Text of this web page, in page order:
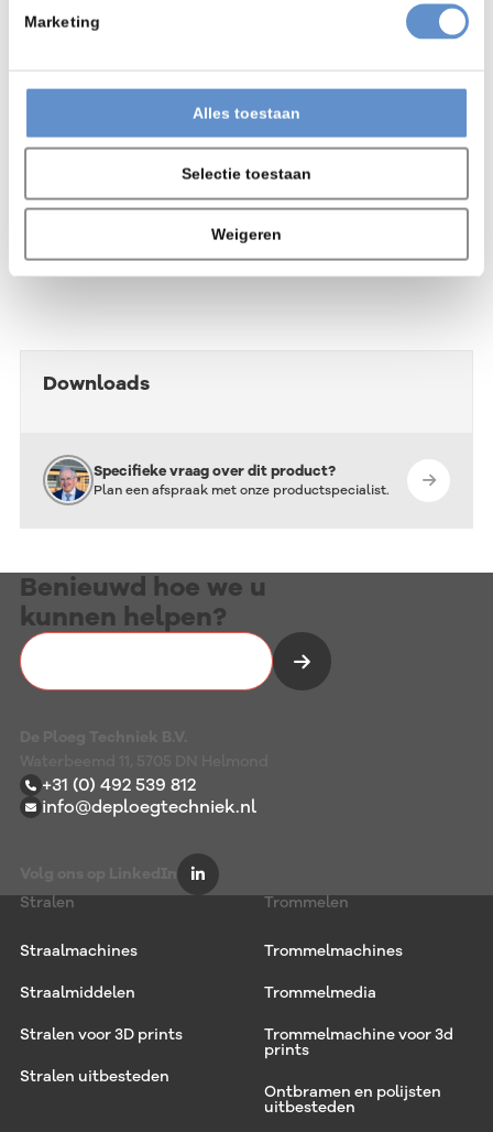
Marketing
Alles toestaan
Selectie toestaan
Weigeren
Toepassingsgebieden
repeteerbare producten en/ of complexe producten kan een
automatisch straalproces economisch zeer aantrekkelijk
zijn.
Ander voordeel is een continue gelijkblijvend
Technische gegevens
Downloads
Specifieke vraag over dit product?
Plan een afspraak met onze productspecialist.
Benieuwd hoe we u
kunnen helpen?
+31 (0) 492 539 812
info@deploegtechniek.nl
Stralen
Straalmachines
Straalmiddelen
Stralen voor 3D prints
Stralen uitbesteden
Trommelen
Trommelmachines
Trommelmedia
Trommelmachine voor 3d
prints
Ontbramen en polijsten
uitbesteden